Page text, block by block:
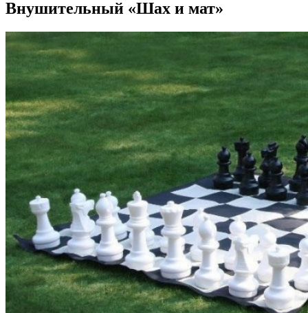
Внушительный «Шах и мат»